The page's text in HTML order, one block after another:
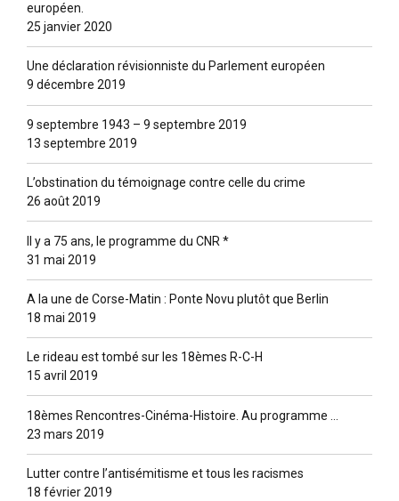
européen.
25 janvier 2020
Une déclaration révisionniste du Parlement européen
9 décembre 2019
9 septembre 1943 – 9 septembre 2019
13 septembre 2019
L’obstination du témoignage contre celle du crime
26 août 2019
Il y a 75 ans, le programme du CNR *
31 mai 2019
A la une de Corse-Matin : Ponte Novu plutôt que Berlin
18 mai 2019
Le rideau est tombé sur les 18èmes R-C-H
15 avril 2019
18èmes Rencontres-Cinéma-Histoire. Au programme …
23 mars 2019
Lutter contre l’antisémitisme et tous les racismes
18 février 2019